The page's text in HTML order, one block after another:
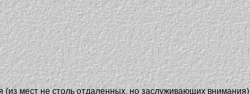
мест не столь отдаленных, но заслуживающих внимания)